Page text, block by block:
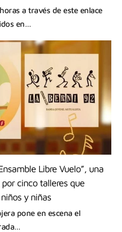
a través de este enlace
en…
Libre Vuelo”, una
cinco talleres que
y niñas
pone en escena el